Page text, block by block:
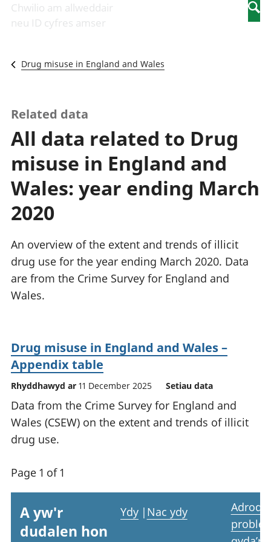
Newidiadau i
fusnesau
Diwydiant
a'r rhyngrwyd
Y diwydiant
gweithgynhyrchu
a chynhyrchu
Y diwydiant
manwethu
twristiaeth
sector cyhoeddus
Gwerth
Ychwanegol Gros
Mynegeion
chwyddiant a
phrisiau
Buddsoddiadau,
Cyfrifon gwladol
Cyfrifon
rhanbarthol
mewn
gwaith
Chwilio am allweddair
neu ID cyfres amser
Drug misuse in England and Wales
Related data
All data related to Drug
misuse in England and
Wales: year ending March
2020
An overview of the extent and trends of illicit
drug use for the year ending March 2020. Data
are from the Crime Survey for England and
Wales.
Drug misuse in England and Wales –
Appendix table
Rhyddhawyd ar 11 December 2025 Setiau data
Data from the Crime Survey for England and
Wales (CSEW) on the extent and trends of illicit
drug use.
Page 1 of 1
A yw'r
dudalen hon
Ydy | Nac ydy
Adrodd